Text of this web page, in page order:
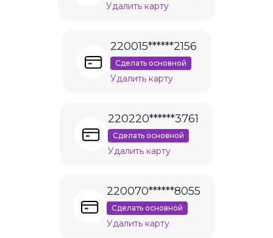
Удалить карту
220015******2156
Сделать основной
Удалить карту
220220******3761
Сделать основной
Удалить карту
220070******8055
Сделать основной
Удалить карту